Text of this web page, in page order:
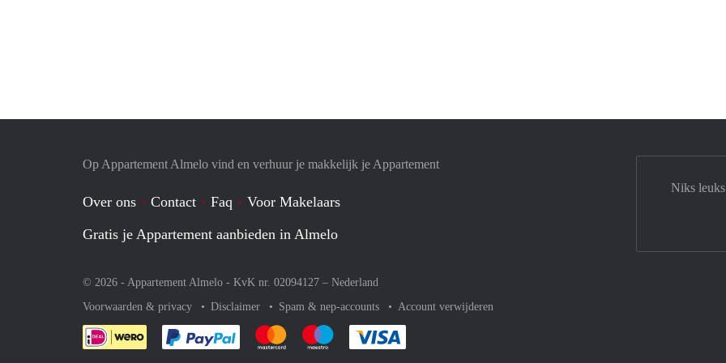
Op Appartement Almelo vind en verhuur je makkelijk je Appartement
Over ons Contact Faq
Voor Makelaars
Gratis je Appartement aanbieden in Almelo
© 2026 - Appartement Almelo - KvK nr. 02094127 – Nederland
Voorwaarden & privacy
Disclaimer Spam & nep-accounts Account verwijderen
Je rekent gemakkelijk af met Paypal
Je rekent gemakkelijk af met Mastercard
Je rekent gemakkelijk af met Meastro
Niks